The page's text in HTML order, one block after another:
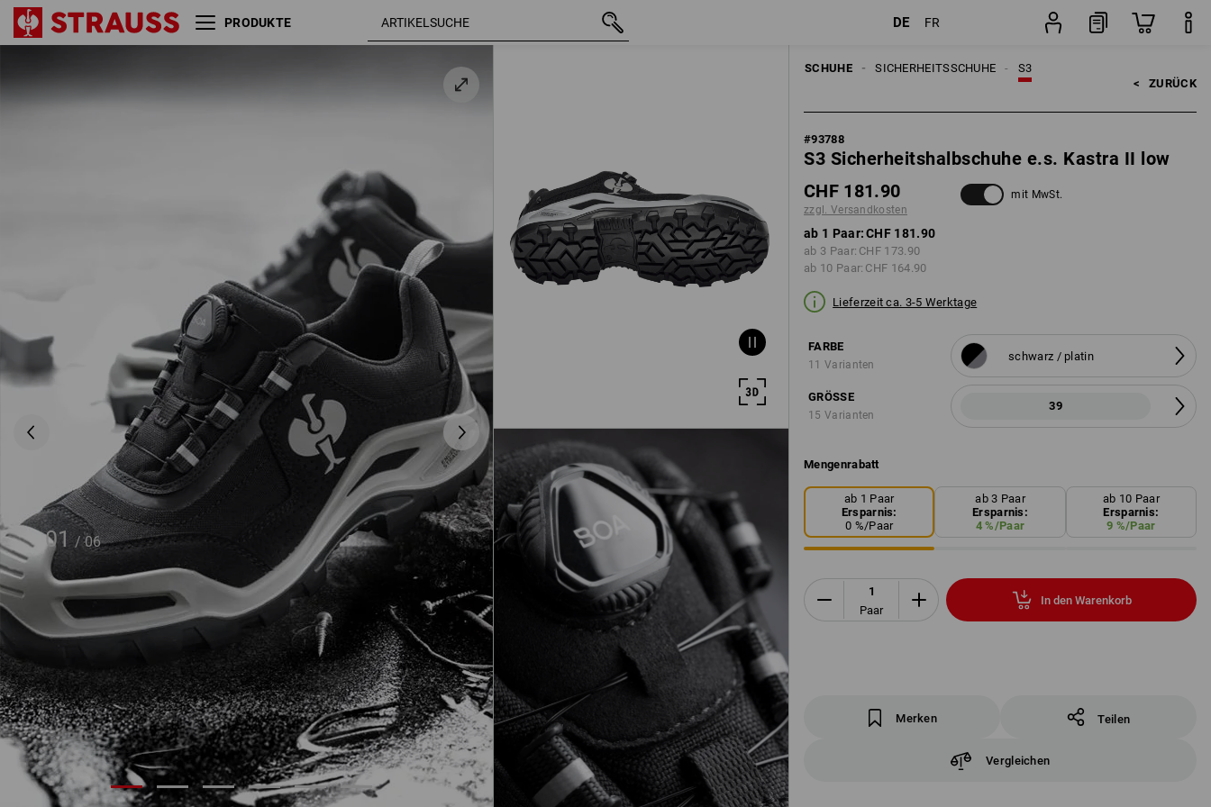
PRODUKTE DE FR
01 / 06
SCHUHE S3
SICHERHEITSSCHUHE
< ZURÜCK
#93788
S3 Sicherheitshalbschuhe e.s. Kastra II low
CHF 181.90
zzgl. Versandkosten
mit MwSt.
ab 1 Paar:CHF 181.90
ab 3 Paar: CHF 173.90
ab 10 Paar: CHF 164.90
Lieferzeit ca. 3-5 Werktage
FARBE
11 Varianten
schwarz / platin
GRÖSSE
15 Varianten
39
Mengenrabatt
ab 1 Paar
Ersparnis:
0 %/Paar
ab 3 Paar
Ersparnis:
4 %/Paar
ab 10 Paar
Ersparnis:
9 %/Paar
Paar
In den Warenkorb
Merken Teilen
Vergleichen
S3 Sicherheitshalbschuhe
39 CHF 181.90